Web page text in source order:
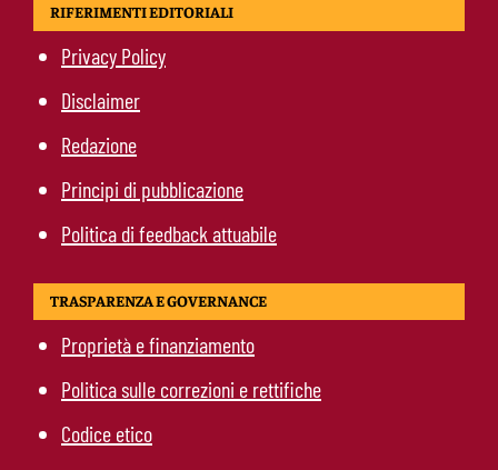
RIFERIMENTI EDITORIALI
Privacy Policy
Disclaimer
Redazione
Principi di pubblicazione
Politica di feedback attuabile
TRASPARENZA E GOVERNANCE
Proprietà e finanziamento
Politica sulle correzioni e rettifiche
Codice etico